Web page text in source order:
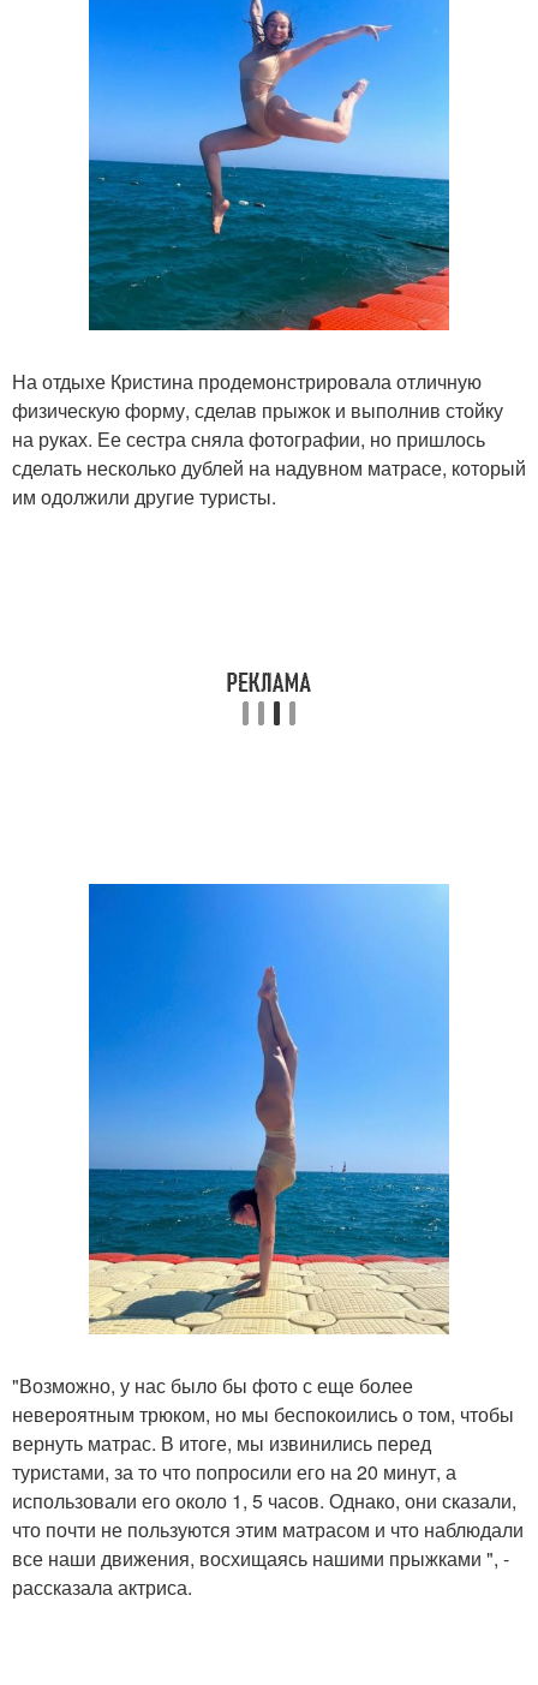
На отдыхе Кристина продемонстрировала отличную
физическую форму, сделав прыжок и выполнив стойку
на руках. Ее сестра сняла фотографии, но пришлось
сделать несколько дублей на надувном матрасе, который
им одолжили другие туристы.
"Возможно, у нас было бы фото с еще более
невероятным трюком, но мы беспокоились о том, чтобы
вернуть матрас. В итоге, мы извинились перед
туристами, за то что попросили его на 20 минут, а
использовали его около 1, 5 часов. Однако, они сказали,
что почти не пользуются этим матрасом и что наблюдали
все наши движения, восхищаясь нашими прыжками ", -
рассказала актриса.